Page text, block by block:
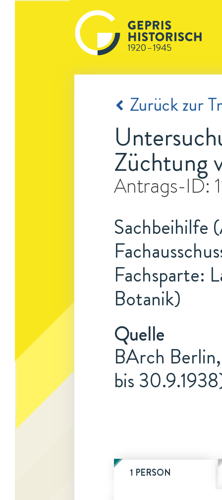
Zurück zur
Züchtung
Antrags-ID:
Sachbeihilfe
Fachsparte:
Botanik)
Quelle
BArch
bis
1 PERSON